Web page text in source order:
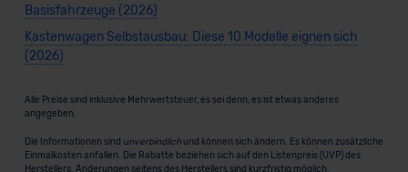
Basisfahrzeuge (2026)
Kastenwagen Selbstausbau: Diese 10 Modelle eignen sich
(2026)
Alle Preise sind inklusive Mehrwertsteuer, es sei denn, es ist etwas anderes
angegeben.
Die Informationen sind unverbindlichund können sich ändern. Es können zusätzliche
Einmalkosten anfallen. Die Rabatte beziehen sich auf den Listenpreis (UVP) des
Herstellers. Änderungen seitens des Herstellers sind kurzfristig möglich.